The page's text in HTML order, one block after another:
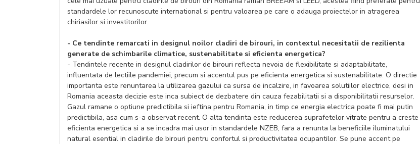
standardele lor recunoscute international si pentru valoarea pe care o adauga proiectelor in atragerea
chiriasilor si investitorilor.
- Ce tendinte remarcati in designul noilor cladiri de birouri, in contextul necesitatii de rezilienta
generate de schimbarile climatice, sustenabilitate si eficienta energetica?
- Tendintele recente in designul cladirilor de birouri reflecta nevoia de flexibilitate si adaptabilitate,
influentata de lectiile pandemiei, precum si accentul pus pe eficienta energetica si sustenabilitate. O directie
importanta este renuntarea la utilizarea gazului ca sursa de incalzire, in favoarea solutiilor electrice, desi in
Romania aceasta decizie este inca subiect de dezbatere din cauza fezabilitatii si a disponibilitatii resurselor.
Gazul ramane o optiune predictibila si ieftina pentru Romania, in timp ce energia electrica poate fi mai putin
predictibila, asa cum s-a observat recent. O alta tendinta este reducerea suprafetelor vitrate pentru a creste
eficienta energetica si a se incadra mai usor in standardele NZEB, fara a renunta la beneficiile iluminatului
natural esential in cladirile de birouri pentru confortul si productivitatea ocupantilor. Se pune accent pe